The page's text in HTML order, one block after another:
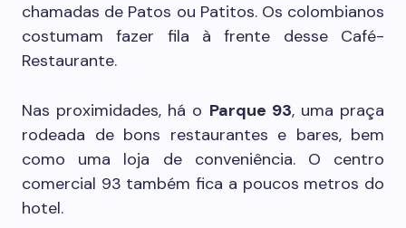
chamadas de Patos ou Patitos. Os colombianos
costumam fazer fila à frente desse Café-
Restaurante.
Nas proximidades, há o Parque 93, uma praça
rodeada de bons restaurantes e bares, bem
como uma loja de conveniência. O centro
comercial 93 também fica a poucos metros do
hotel.